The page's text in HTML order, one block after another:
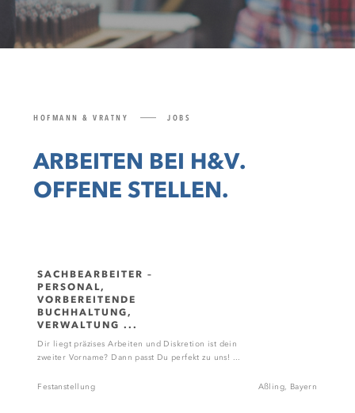
HOFMANN & VRATNY JOBS
ARBEITEN BEI H&V.
OFFENE STELLEN.
SACHBEARBEITER –
PERSONAL,
VORBEREITENDE
BUCHHALTUNG,
VERWALTUNG ...
Dir liegt präzises Arbeiten und Diskretion ist dein
zweiter Vorname? Dann passt Du perfekt zu uns! ...
Festanstellung Aßling, Bayern